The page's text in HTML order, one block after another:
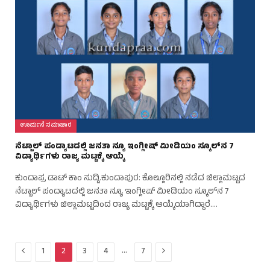
ಊರ್ಮನೆ ಸಮಾಚಾರ
ನೆಟ್ಬಾಲ್ ಪಂದ್ಯಾಟದಲ್ಲಿ ಜನತಾ ನ್ಯೂ ಇಂಗ್ಲೀಷ್ ಮೀಡಿಯಂ ಸ್ಕೂಲ್‌ನ 7
ವಿದ್ಯಾರ್ಥಿಗಳು ರಾಜ್ಯ ಮಟ್ಟಕ್ಕೆ ಆಯ್ಕೆ
ಕುಂದಾಪ್ರ ಡಾಟ್‌ ಕಾಂ ಸುದ್ದಿ.ಕುಂದಾಪುರ: ಕೊಲ್ಲೂರಿನಲ್ಲಿ ನಡೆದ ಜಿಲ್ಲಾಮಟ್ಟದ
ನೆಟ್ಬಾಲ್ ಪಂದ್ಯಾಟದಲ್ಲಿ ಜನತಾ ನ್ಯೂ ಇಂಗ್ಲೀಷ್ ಮೀಡಿಯಂ ಸ್ಕೂಲ್‌ನ 7
ವಿದ್ಯಾರ್ಥಿಗಳು ಜಿಲ್ಲಾಮಟ್ಟದಿಂದ ರಾಜ್ಯ ಮಟ್ಟಕ್ಕೆ ಆಯ್ಕೆಯಾಗಿದ್ದಾರೆ.…
Previous
1 2 3 4 … 7 Next